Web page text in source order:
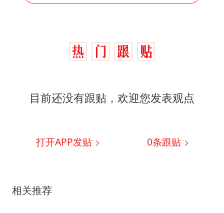
目前还没有跟贴，欢迎您发表观点
打开APP发贴 0条跟贴
相关推荐